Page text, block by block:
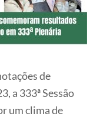
de
a 333ª Sessão
um clima de